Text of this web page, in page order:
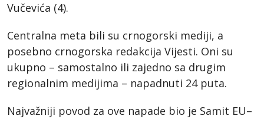
Vučevića (4).
Centralna meta bili su crnogorski mediji, a
posebno crnogorska redakcija Vijesti. Oni su
ukupno – samostalno ili zajedno sa drugim
regionalnim medijima – napadnuti 24 puta.
Najvažniji povod za ove napade bio je Samit EU–